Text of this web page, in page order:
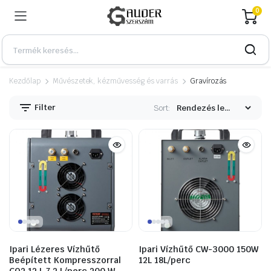
0
Kezdőlap Művészetek, kézművesség és varrás Gravírozás
Filter Sort:
Ipari Lézeres Vízhűtő
Beépített Kompresszorral
Ipari Vízhűtő CW-3000 150W
12L 18L/perc